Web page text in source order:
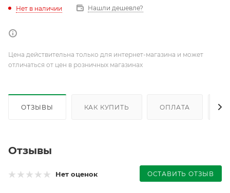
Нет в наличии Нашли дешевле?
Цена действительна только для интернет-магазина и может
отличаться от цен в розничных магазинах
ОТЗЫВЫ КАК КУПИТЬ ОПЛАТА
Отзывы
Нет оценок ОСТАВИТЬ ОТЗЫВ